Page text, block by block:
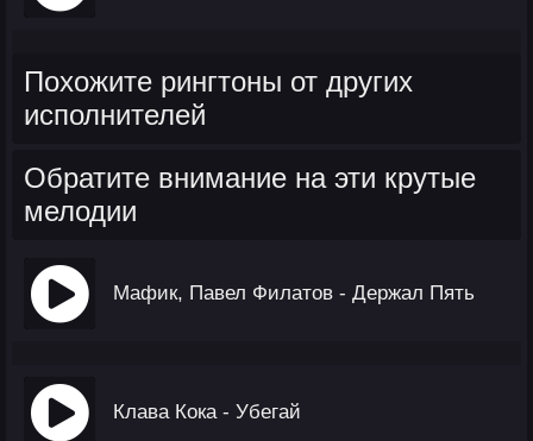
Похожите рингтоны от других
исполнителей
Обратите внимание на эти крутые
мелодии
Мафик, Павел Филатов - Держал Пять
Клава Кока - Убегай